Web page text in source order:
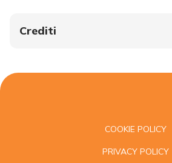
Crediti
COOKIE POLICY
PRIVACY POLICY